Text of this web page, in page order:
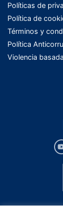
Políticas de
Política de
Términos y
Política
Violencia